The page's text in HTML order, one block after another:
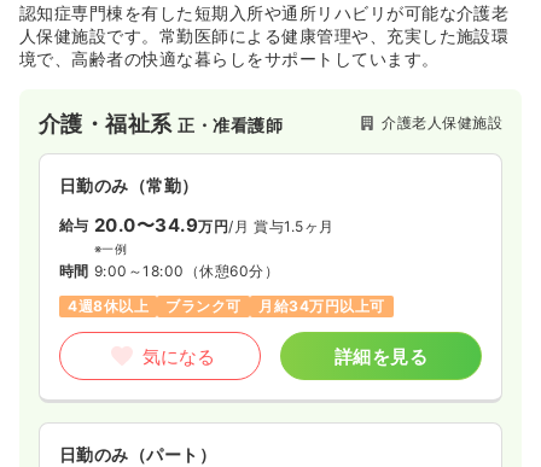
土日休み
年間休日120日 月給22万円以上可
認知症専門棟を有した短期入所や通所リハビリが可能な介護老
人保健施設です。常勤医師による健康管理や、充実した施設環
境で、高齢者の快適な暮らしをサポートしています。
介護・福祉系正・准看護師 介護老人保健施設
日勤のみ（常勤）
給与 20.0〜34.9万円/月 賞与1.5ヶ月
※一例
時間 9:00～18:00 （休憩60分）
4週8休以上
ブランク可 月給34万円以上可
気になる 詳細を見る
日勤のみ（パート）